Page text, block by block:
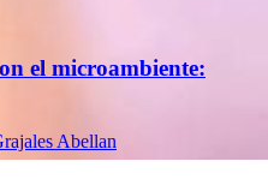
el microambiente:
Abellan